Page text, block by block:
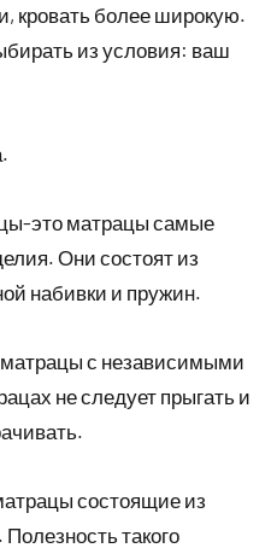
кровать более широкую.
из условия: ваш
это матрацы самые
Они состоят из
набивки и пружин.
с независимыми
не следует прыгать и
состоящие из
такого